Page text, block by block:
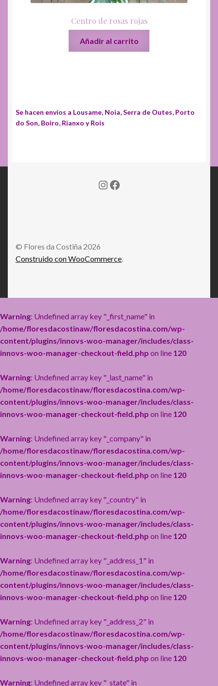
Centro de rosas rojas
Añadir al carrito
Se hacen envíos a Lousame, Noia, Serra de Outes, Porto
do Son, Boiro, Rianxo y Rois
Instagram
Facebook
© Flores da Costiña 2026
Construido con WooCommerce.
Warning: Undefined array key "_first_name" in
/home/floresdacostinaw/floresdacostina.com/wp-
content/plugins/innovs-woo-manager/includes/class-
innovs-woo-manager-checkout-field.php on line 120
Warning: Undefined array key "_last_name" in
/home/floresdacostinaw/floresdacostina.com/wp-
content/plugins/innovs-woo-manager/includes/class-
innovs-woo-manager-checkout-field.php on line 120
Warning: Undefined array key "_company" in
/home/floresdacostinaw/floresdacostina.com/wp-
content/plugins/innovs-woo-manager/includes/class-
innovs-woo-manager-checkout-field.php on line 120
Warning: Undefined array key "_country" in
/home/floresdacostinaw/floresdacostina.com/wp-
content/plugins/innovs-woo-manager/includes/class-
innovs-woo-manager-checkout-field.php on line 120
Warning: Undefined array key "_address_1" in
/home/floresdacostinaw/floresdacostina.com/wp-
content/plugins/innovs-woo-manager/includes/class-
innovs-woo-manager-checkout-field.php on line 120
Warning: Undefined array key "_address_2" in
/home/floresdacostinaw/floresdacostina.com/wp-
content/plugins/innovs-woo-manager/includes/class-
innovs-woo-manager-checkout-field.php on line 120
Warning: Undefined array key "_state" in